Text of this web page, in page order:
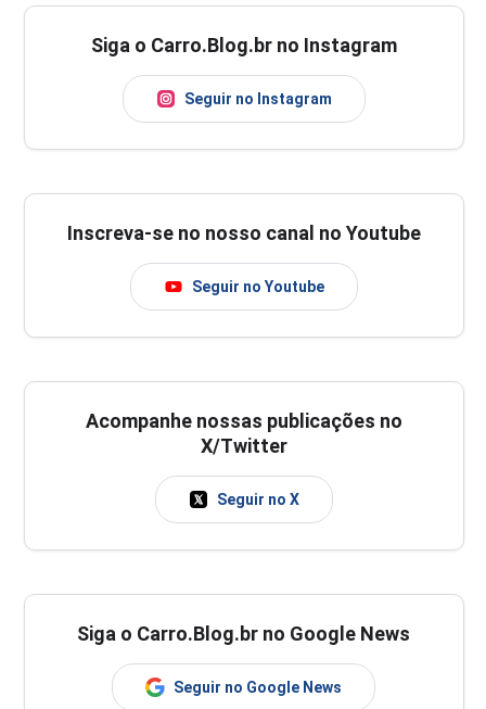
Siga o Carro.Blog.br no Instagram
Seguir no Instagram
Inscreva-se no nosso canal no Youtube
Seguir no Youtube
Acompanhe nossas publicações no
X/Twitter
Seguir no X
Siga o Carro.Blog.br no Google News
Seguir no Google News